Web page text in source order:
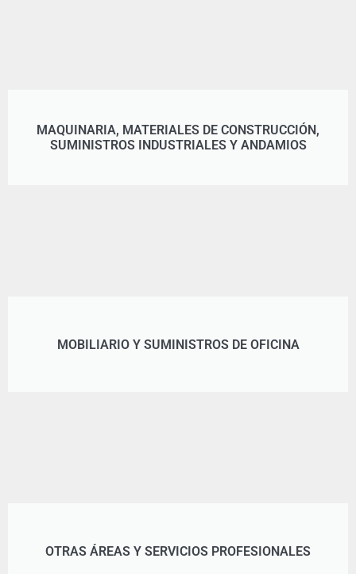
MAQUINARIA, MATERIALES DE CONSTRUCCIÓN,
SUMINISTROS INDUSTRIALES Y ANDAMIOS
MOBILIARIO Y SUMINISTROS DE OFICINA
OTRAS ÁREAS Y SERVICIOS PROFESIONALES